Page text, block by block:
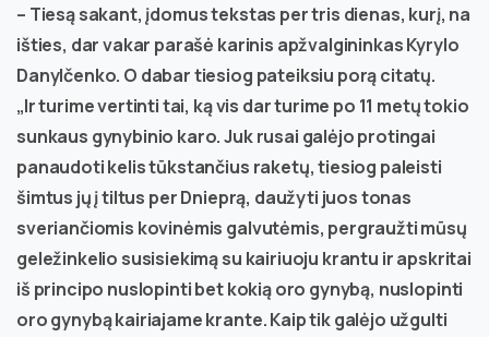
– Tiesą sakant, įdomus tekstas per tris dienas, kurį, na
išties, dar vakar parašė karinis apžvalgininkas Kyrylo
Danylčenko. O dabar tiesiog pateiksiu porą citatų.
„Ir turime vertinti tai, ką vis dar turime po 11 metų tokio
sunkaus gynybinio karo. Juk rusai galėjo protingai
panaudoti kelis tūkstančius raketų, tiesiog paleisti
šimtus jų į tiltus per Dnieprą, daužyti juos tonas
sveriančiomis kovinėmis galvutėmis, pergraužti mūsų
geležinkelio susisiekimą su kairiuoju krantu ir apskritai
iš principo nuslopinti bet kokią oro gynybą, nuslopinti
oro gynybą kairiajame krante. Kaip tik galėjo užgulti